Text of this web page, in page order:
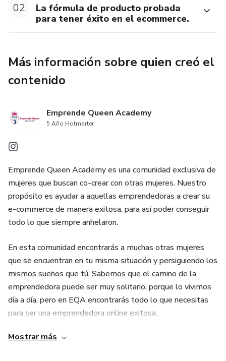
02
La fórmula de producto probada
para tener éxito en el ecommerce.
Más información sobre quien creó el
contenido
Emprende Queen Academy
5 Año Hotmarter
Emprende Queen Academy es una comunidad exclusiva de
mujeres que buscan co-crear con otras mujeres. Nuestro
propósito es ayudar a aquellas emprendedoras a crear su
e-commerce de manera exitosa, para así poder conseguir
todo lo que siempre anhelaron.
En esta comunidad encontrarás a muchas otras mujeres
que se encuentran en tu misma situación y persiguiendo los
mismos sueños que tú. Sabemos que el camino de la
emprendedora puede ser muy solitario, porque lo vivimos
día a día, pero en EQA encontrarás todo lo que necesitas
para ser una emprendedora online exitosa.
Mostrar más